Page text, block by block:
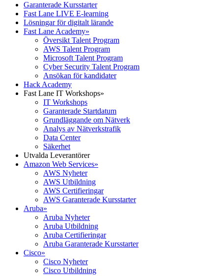
Garanterade Kursstarter
Fast Lane LIVE E-learning
Lösningar för digitalt lärande
Fast Lane Academy»
Översikt Talent Program
AWS Talent Program
Microsoft Talent Program
Cyber Security Talent Program
Ansökan för kandidater
Hack Academy
Fast Lane IT Workshops»
IT Workshops
Garanterade Startdatum
Grundläggande om Nätverk
Analys av Nätverkstrafik
Data Center
Säkerhet
Utvalda Leverantörer
Amazon Web Services»
AWS Nyheter
AWS Utbildning
AWS Certifieringar
AWS Garanterade Kursstarter
Aruba»
Aruba Nyheter
Aruba Utbildning
Aruba Certifieringar
Aruba Garanterade Kursstarter
Cisco»
Cisco Nyheter
Cisco Utbildning